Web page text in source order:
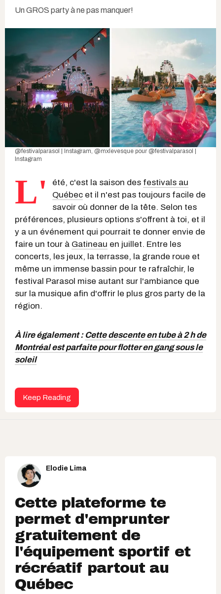
Un GROS party à ne pas manquer!
@festivalparasol | Instagram @mxlevesque pour @festivalparasol |
Instagram
L' été, c'est la saison des festivals au
Québec et il n'est pas toujours facile de
savoir où donner de la tête. Selon tes
préférences, plusieurs options s'offrent à toi, et il
y a un événement qui pourrait te donner envie de
faire un tour à Gatineau en juillet. Entre les
concerts, les jeux, la terrasse, la grande roue et
même un immense bassin pour te rafraîchir, le
festival Parasol mise autant sur l'ambiance que
sur la musique afin d'offrir le plus gros party de la
région.
À lire également : Cette descente en tube à 2 h de
Montréal est parfaite pour flotter en gang sous le
soleil
Keep Reading
Elodie Lima
Cette plateforme te
permet d'emprunter
gratuitement de
l'équipement sportif et
récréatif partout au
Québec